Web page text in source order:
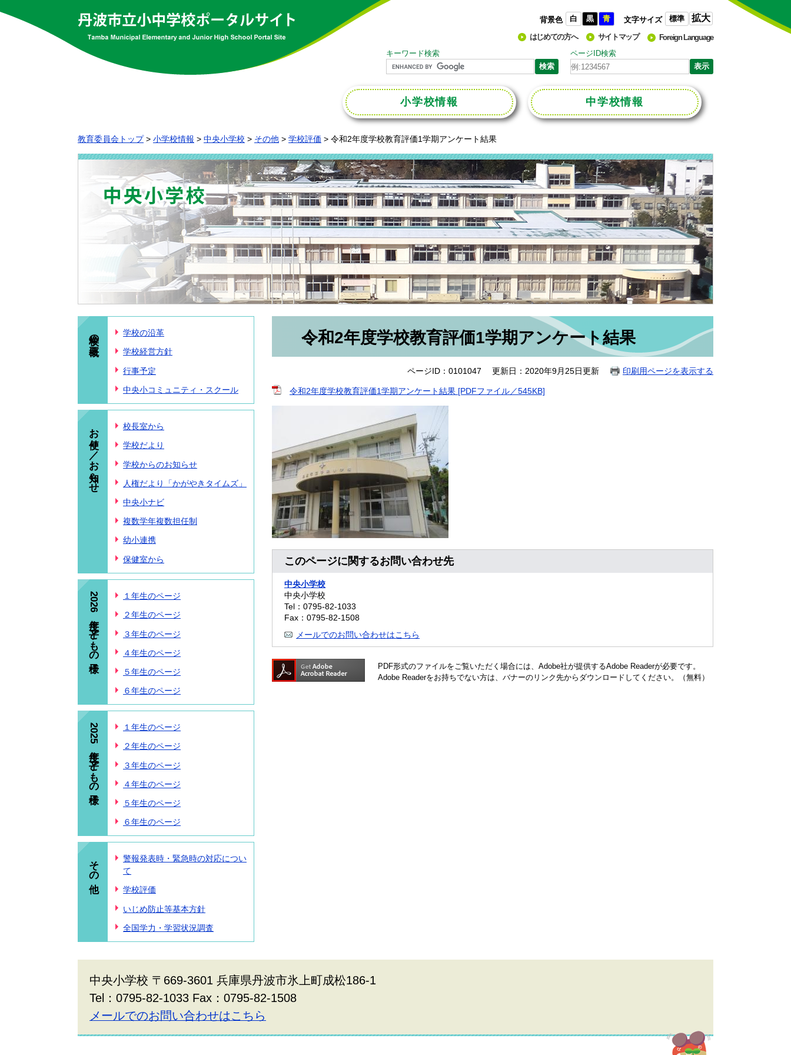
背景色 白 黒 青 文字サイズ 標準 拡大
はじめての方へ サイトマップ
Foreign Language
キーワード検索
ページID検索
小学校情報 中学校情報
教育委員会トップ > 小学校情報 > 中央小学校 > その他 > 学校評価 > 令和2年度学校教育評価1学期アンケート結果
学校の概要 学校の沿革
学校経営方針
行事予定
中央小コミュニティ・スクール
お便り／お知らせ 校長室から
学校だより
学校からのお知らせ
人権だより「かがやきタイムズ」
中央小ナビ
複数学年複数担任制
幼小連携
保健室から
2026年度 子どもの様子 １年生のページ
２年生のページ
３年生のページ
４年生のページ
５年生のページ
６年生のページ
2025年度 子どもの様子 １年生のページ
２年生のページ
３年生のページ
４年生のページ
５年生のページ
６年生のページ
その他
警報発表時・緊急時の対応につい
て
学校評価
いじめ防止等基本方針
全国学力・学習状況調査
令和2年度学校教育評価1学期アンケート結果
ページID：0101047 更新日：2020年9月25日更新 印刷用ページを表示する
令和2年度学校教育評価1学期アンケート結果 [PDFファイル／545KB]
このページに関するお問い合わせ先
中央小学校
中央小学校
Tel：0795-82-1033
Fax：0795-82-1508
メールでのお問い合わせはこちら
PDF形式のファイルをご覧いただく場合には、Adobe社が提供するAdobe Readerが必要です。
Adobe Readerをお持ちでない方は、バナーのリンク先からダウンロードしてください。（無料）
中央小学校 〒669-3601 兵庫県丹波市氷上町成松186-1
Tel：0795-82-1033 Fax：0795-82-1508
メールでのお問い合わせはこちら